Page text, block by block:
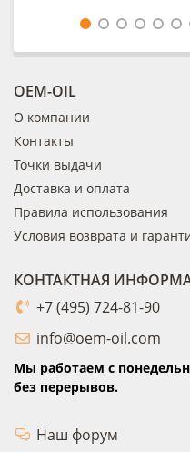
OEM-OIL
О компании
Контакты
Точки выдачи
Доставка и оплата
Правила использования
Условия возврата и
КОНТАКТНАЯ
+7 (495) 724-81-90
info@oem-oil.com
Мы работаем с
без перерывов.
Наш форум